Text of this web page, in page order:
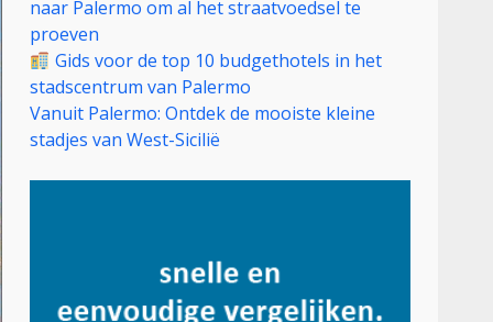
naar Palermo om al het straatvoedsel te
proeven
Gids voor de top 10 budgethotels in het
stadscentrum van Palermo
Vanuit Palermo: Ontdek de mooiste kleine
stadjes van West-Sicilië